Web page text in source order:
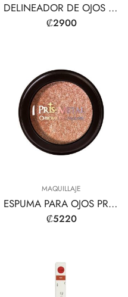
DELINEADOR DE OJOS TOTALMENTE ADICCIÓN PRO DEFINE
₡2900
MAQUILLAJE
ESPUMA PARA OJOS PRIS-METAL CROMO
₡5220